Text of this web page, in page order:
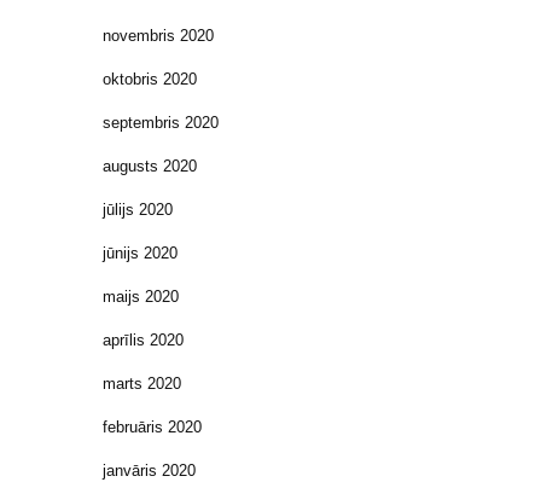
novembris 2020
oktobris 2020
septembris 2020
augusts 2020
jūlijs 2020
jūnijs 2020
maijs 2020
aprīlis 2020
marts 2020
februāris 2020
janvāris 2020